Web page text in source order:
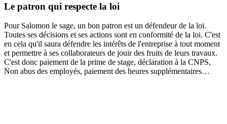
Le patron qui respecte la loi
Pour Salomon le sage, un bon patron est un défendeur de la loi.
Toutes ses décisions et ses actions sont en conformité de la loi. C'est
en cela qu'il saura défendre les intérêts de l'entreprise à tout moment
et permettre à ses collaborateurs de jouir des fruits de leurs travaux.
C'est donc paiement de la prime de stage, déclaration à la CNPS,
Non abus des employés, paiement des heures supplémentaires…